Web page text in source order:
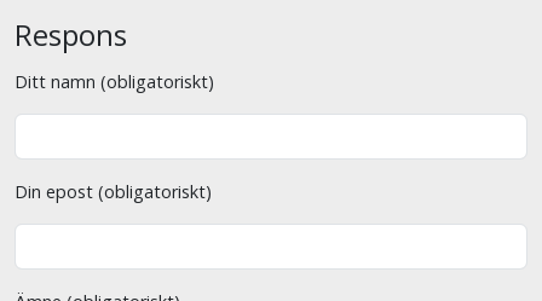
Respons
Ditt namn (obligatoriskt)
Din epost (obligatoriskt)